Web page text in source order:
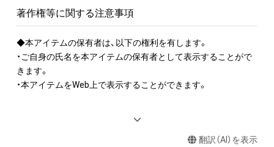
著作権等に関する注意事項
◆本アイテムの保有者は、以下の権利を有します。
・ご自身の氏名を本アイテムの保有者として表示することがで
きます。
・本アイテムをWeb上で表示することができます。
・本アイテムを印刷し公衆に向けて展示、販売、譲渡、貸与、頒布
翻訳（AI）を表示